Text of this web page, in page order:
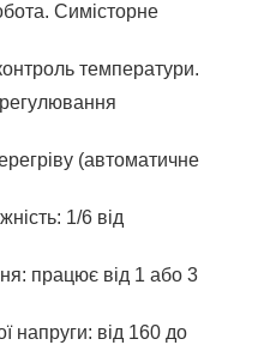
Симісторне
температури.
(автоматичне
1/6 від
працює від 1 або 3
напруги: від 160 до